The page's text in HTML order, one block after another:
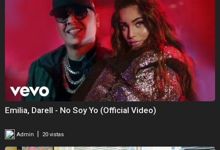
Emilia, Darell - No Soy Yo (Official Video)
Admin 20 vistas